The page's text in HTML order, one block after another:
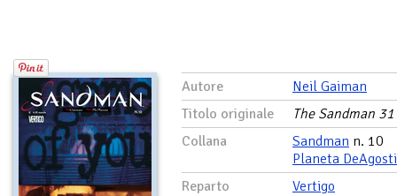
Autore
Neil Gaiman
Titolo originale
The Sandman
Collana
Sandman n. 10
Planeta
Reparto
Vertigo